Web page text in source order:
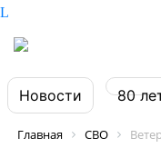
Новости 80
Главная СВО